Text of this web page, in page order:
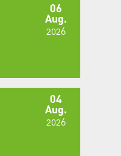
06
Aug.
2026
04
Aug.
2026